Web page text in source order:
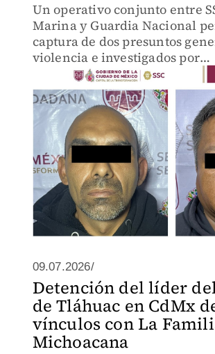
Un operativo conjunto entre
Marina y Guardia Nacional
captura de dos presuntos
violencia e investigados por
narcomenudeo, extorsión y
predios en la alcaldía
09.07.2026/
Detención del líder
de Tláhuac en CdMx
vínculos con La
Michoacana